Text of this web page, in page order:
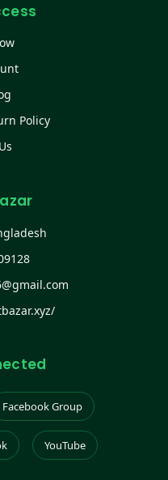
Policy
Facebook Group
YouTube